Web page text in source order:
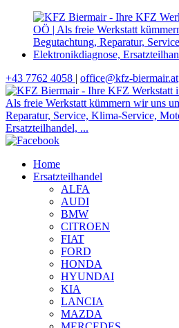
+43 7762 4058 | office@kfz-biermair.at
Home
Ersatzteilhandel
ALFA
AUDI
BMW
CITROEN
FIAT
FORD
HONDA
HYUNDAI
KIA
LANCIA
MAZDA